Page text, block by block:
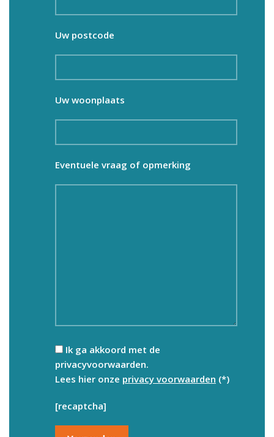
Uw postcode
Uw woonplaats
Eventuele vraag of opmerking
Ik ga akkoord met de
privacyvoorwaarden.
Lees hier onze privacy voorwaarden (*)
[recaptcha]